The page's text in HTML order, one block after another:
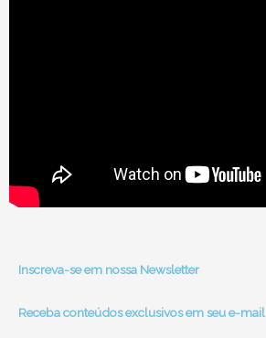
Inscreva-se em nossa Newsletter
Receba conteúdos exclusivos em seu e-mail